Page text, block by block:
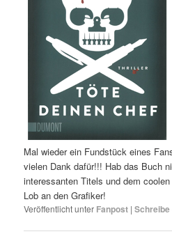
Mal wieder ein Fundstück eines
vielen Dank dafür!!! Hab das Buch
interessanten Titels und dem
Lob an den Grafiker!
Veröffentlicht unter Fanpost |